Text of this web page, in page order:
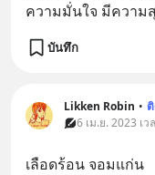
ความมั่นใจ มีความ
บันทึก
Likken Robin •
6 เม.ย. 2023 เ
เลือดร้อน จอมแก่น